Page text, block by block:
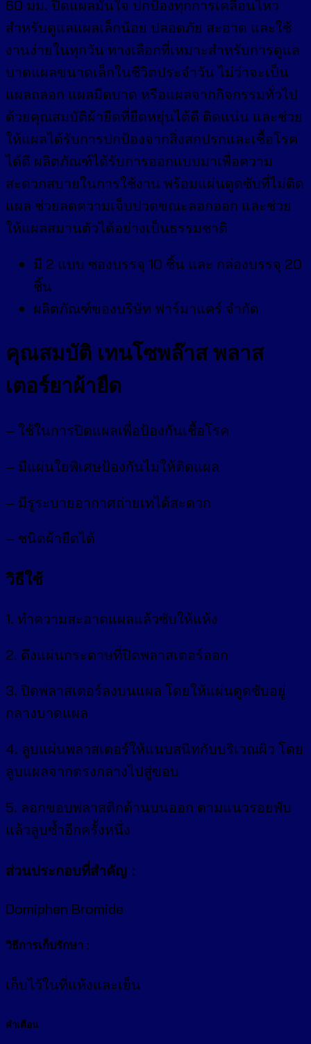
60 มม. ปิดแผลมั่นใจ ปกป้องทุกการเคลื่อนไหว
สำหรับดูแลแผลเล็กน้อย ปลอดภัย สะอาด และใช้
งานง่ายในทุกวัน ทางเลือกที่เหมาะสำหรับการดูแล
บาดแผลขนาดเล็กในชีวิตประจำวัน ไม่ว่าจะเป็น
แผลถลอก แผลมีดบาด หรือแผลจากกิจกรรมทั่วไป
ด้วยคุณสมบัติผ้ายืดที่ยืดหยุ่นได้ดี ติดแน่น และช่วย
ให้แผลได้รับการปกป้องจากสิ่งสกปรกและเชื้อโรค
ได้ดี ผลิตภัณฑ์ได้รับการออกแบบมาเพื่อความ
สะดวกสบายในการใช้งาน พร้อมแผ่นดูดซับที่ไม่ติด
แผล ช่วยลดความเจ็บปวดขณะลอกออก และช่วย
ให้แผลสมานตัวได้อย่างเป็นธรรมชาติ
มี 2 แบบ ซองบรรจุ 10 ชิ้น และ กล่องบรรจุ 20
ชิ้น
ผลิตภัณฑ์ของบริษัท ฟาร์มาแคร์ จำกัด
คุณสมบัติ เทนโซพล๊าส พลาส
เตอร์ยาผ้ายืด
– ใช้ในการปิดแผลเพื่อป้องกันเชื้อโรค
– มีแผ่นใยพิเศษป้องกันไม่ให้ติดแผล
– มีรูระบายอากาศถ่ายเทได้สะดวก
– ชนิดผ้ายืดได้
วิธีใช้
1. ทำความสะอาดแผลแล้วซับให้แห้ง
2. ดึงแผ่นกระดาษที่ปิดพลาสเตอร์ออก
3. ปิดพลาสเตอร์ลงบนแผล โดยให้แผ่นดูดซับอยู่
กลางบาดแผล
4. ลูบแผ่นพลาสเตอร์ให้แนบสนิทกับบริเวณผิว โดย
ลูบแผลจากตรงกลางไปสู่ขอบ
5. ลอกขอบพลาสติกด้านบนออก ตามแนวรอยพับ
แล้วลูบซ้ำอีกครั้งหนึ่ง
ส่วนประกอบที่สำคัญ :
Domiphen Bromide
วิธีการเก็บรักษา :
เก็บไว้ในที่แห้งและเย็น
คำเตือน